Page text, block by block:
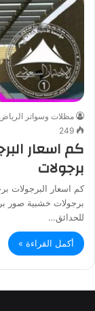
مظلات وسواتر
249
كم اسعار
برجولات
كم اسعار البرجولات
برجولات خشبية صور
للحدائق…
أكمل القراءة »